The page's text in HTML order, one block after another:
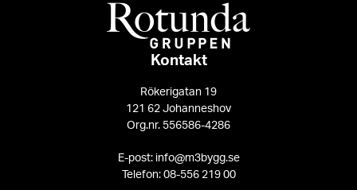
Kontakt
Rökerigatan 19
121 62 Johanneshov
Org.nr. 556586-4286
E-post: info@m3bygg.se
Telefon: 08-556 219 00